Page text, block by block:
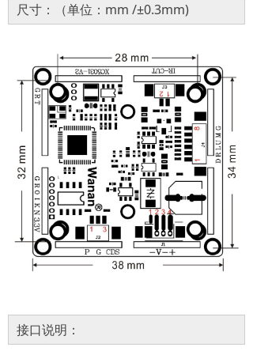
尺寸：（单位：mm /±0.3mm)
接口说明：